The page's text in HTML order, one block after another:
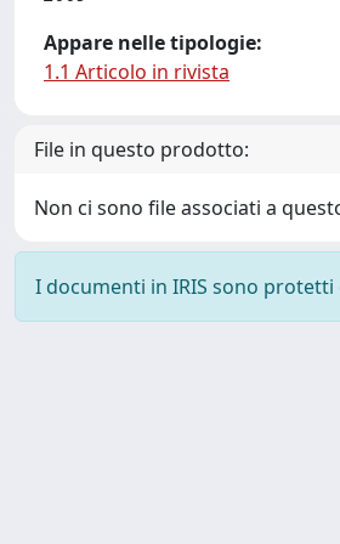
Appare nelle tipologie:
1.1 Articolo in rivista
File in questo prodotto:
Non ci sono file associati a
I documenti in IRIS sono